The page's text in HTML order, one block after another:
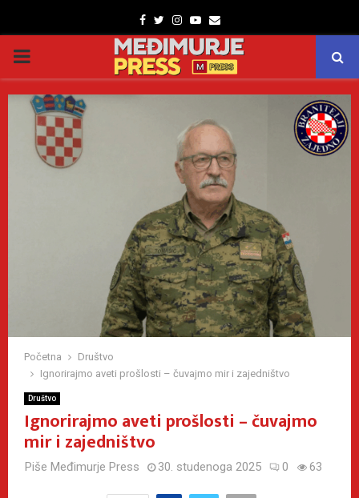
Facebook
TwitterInstagram
Youtube
Email
PRIMARY
MENU
Početna
Društvo
Ignorirajmo aveti prošlosti – čuvajmo mir i zajedništvo
Društvo
Ignorirajmo aveti prošlosti – čuvajmo
mir i zajedništvo
Piše Međimurje Press 30. studenoga 2025 0 63